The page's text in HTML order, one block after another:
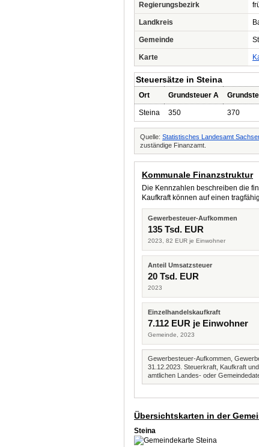
Regierungsbezirk
Landkreis
Gemeinde
Karte
Steuersätze in Steina
Ort Grundsteuer A
Steina 350 370
Quelle: Statistisches Landesamt
zuständige Finanzamt.
Kommunale Finanzstruktur
Die Kennzahlen beschreiben die
Kaufkraft können auf einen
Gewerbesteuer-Aufkommen
135 Tsd. EUR
2023, 82 EUR je Einwohner
Anteil Umsatzsteuer
20 Tsd. EUR
2023
Einzelhandelskaufkraft
7.112 EUR je Einwohner
Gemeinde, 2023
Gewerbesteuer-Aufkommen,
31.12.2023. Steuerkraft, Kaufkraft
amtlichen Landes- oder
Übersichtskarten in der
Steina